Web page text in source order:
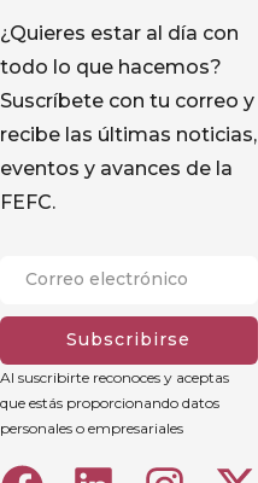
¿Quieres estar al día con
todo lo que hacemos?
Suscríbete con tu correo y
recibe las últimas noticias,
eventos y avances de la
FEFC.
Subscribirse
Al suscribirte reconoces y aceptas
que estás proporcionando datos
personales o empresariales